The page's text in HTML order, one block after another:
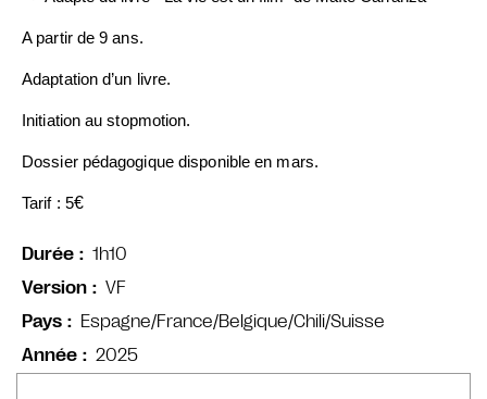
A partir de 9 ans.
Adaptation d’un livre.
Initiation au stopmotion.
Dossier pédagogique disponible en mars.
Tarif : 5€
Durée
1h10
Version
VF
Pays
Espagne/France/Belgique/Chili/Suisse
Année
2025